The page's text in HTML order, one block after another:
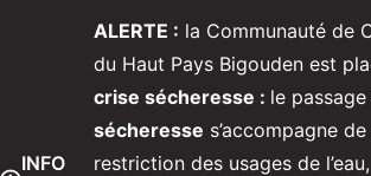
INFO
ALERTE : la Communauté de
du Haut Pays Bigouden est
crise sécheresse : le passage
sécheresse s’accompagne
restriction des usages de l’eau,